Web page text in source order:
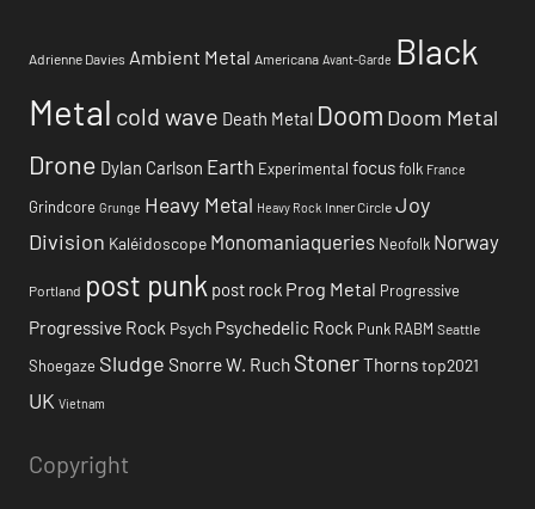
Adrienne Davies Ambient Metal Americana Avant-Garde Black
Metal cold wave Death Metal Doom Doom Metal
Drone Dylan Carlson Earth Experimental focusfolk France
Grindcore Grunge Heavy Metal Heavy Rock Inner Circle Joy
Division Kaléidoscope Monomaniaqueries Neofolk Norway
Portland post punk post rock Prog Metal Progressive
Progressive Rock Psych Psychedelic Rock Punk RABM Seattle
Shoegaze Sludge Snorre W. Ruch StonerThornstop2021
UK Vietnam
Copyright